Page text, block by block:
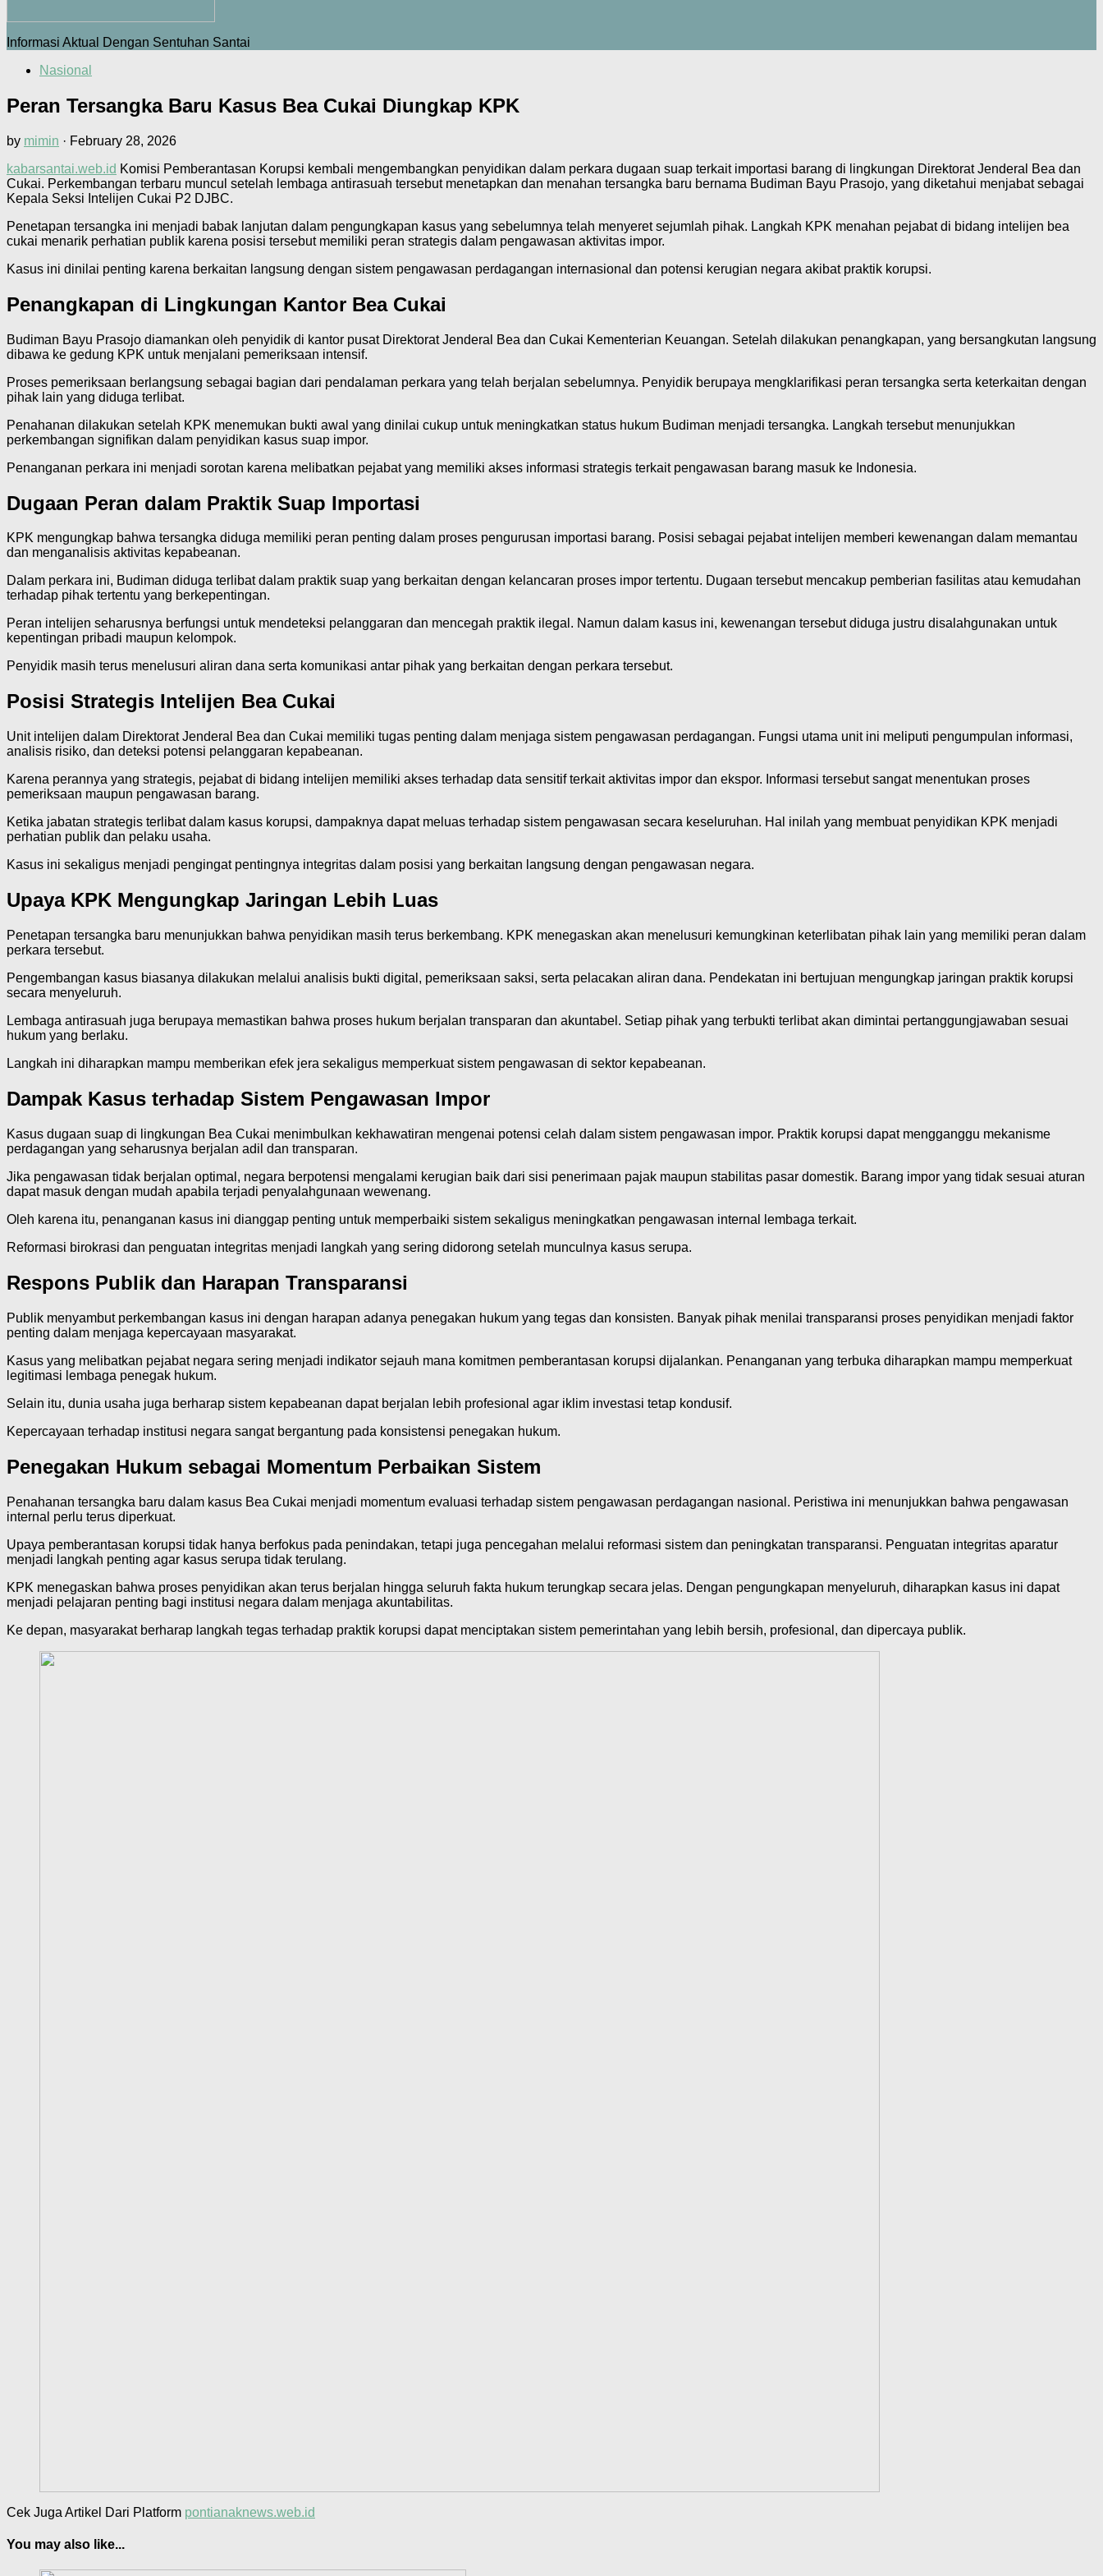
Informasi Aktual Dengan Sentuhan Santai
Nasional
Peran Tersangka Baru Kasus Bea Cukai Diungkap KPK
by mimin · February 28, 2026
kabarsantai.web.id Komisi Pemberantasan Korupsi kembali mengembangkan penyidikan dalam perkara dugaan suap terkait importasi barang di lingkungan Direktorat Jenderal Bea dan
Cukai. Perkembangan terbaru muncul setelah lembaga antirasuah tersebut menetapkan dan menahan tersangka baru bernama Budiman Bayu Prasojo, yang diketahui menjabat sebagai
Kepala Seksi Intelijen Cukai P2 DJBC.
Penetapan tersangka ini menjadi babak lanjutan dalam pengungkapan kasus yang sebelumnya telah menyeret sejumlah pihak. Langkah KPK menahan pejabat di bidang intelijen bea
cukai menarik perhatian publik karena posisi tersebut memiliki peran strategis dalam pengawasan aktivitas impor.
Kasus ini dinilai penting karena berkaitan langsung dengan sistem pengawasan perdagangan internasional dan potensi kerugian negara akibat praktik korupsi.
Penangkapan di Lingkungan Kantor Bea Cukai
Budiman Bayu Prasojo diamankan oleh penyidik di kantor pusat Direktorat Jenderal Bea dan Cukai Kementerian Keuangan. Setelah dilakukan penangkapan, yang bersangkutan langsung
dibawa ke gedung KPK untuk menjalani pemeriksaan intensif.
Proses pemeriksaan berlangsung sebagai bagian dari pendalaman perkara yang telah berjalan sebelumnya. Penyidik berupaya mengklarifikasi peran tersangka serta keterkaitan dengan
pihak lain yang diduga terlibat.
Penahanan dilakukan setelah KPK menemukan bukti awal yang dinilai cukup untuk meningkatkan status hukum Budiman menjadi tersangka. Langkah tersebut menunjukkan
perkembangan signifikan dalam penyidikan kasus suap impor.
Penanganan perkara ini menjadi sorotan karena melibatkan pejabat yang memiliki akses informasi strategis terkait pengawasan barang masuk ke Indonesia.
Dugaan Peran dalam Praktik Suap Importasi
KPK mengungkap bahwa tersangka diduga memiliki peran penting dalam proses pengurusan importasi barang. Posisi sebagai pejabat intelijen memberi kewenangan dalam memantau
dan menganalisis aktivitas kepabeanan.
Dalam perkara ini, Budiman diduga terlibat dalam praktik suap yang berkaitan dengan kelancaran proses impor tertentu. Dugaan tersebut mencakup pemberian fasilitas atau kemudahan
terhadap pihak tertentu yang berkepentingan.
Peran intelijen seharusnya berfungsi untuk mendeteksi pelanggaran dan mencegah praktik ilegal. Namun dalam kasus ini, kewenangan tersebut diduga justru disalahgunakan untuk
kepentingan pribadi maupun kelompok.
Penyidik masih terus menelusuri aliran dana serta komunikasi antar pihak yang berkaitan dengan perkara tersebut.
Posisi Strategis Intelijen Bea Cukai
Unit intelijen dalam Direktorat Jenderal Bea dan Cukai memiliki tugas penting dalam menjaga sistem pengawasan perdagangan. Fungsi utama unit ini meliputi pengumpulan informasi,
analisis risiko, dan deteksi potensi pelanggaran kepabeanan.
Karena perannya yang strategis, pejabat di bidang intelijen memiliki akses terhadap data sensitif terkait aktivitas impor dan ekspor. Informasi tersebut sangat menentukan proses
pemeriksaan maupun pengawasan barang.
Ketika jabatan strategis terlibat dalam kasus korupsi, dampaknya dapat meluas terhadap sistem pengawasan secara keseluruhan. Hal inilah yang membuat penyidikan KPK menjadi
perhatian publik dan pelaku usaha.
Kasus ini sekaligus menjadi pengingat pentingnya integritas dalam posisi yang berkaitan langsung dengan pengawasan negara.
Upaya KPK Mengungkap Jaringan Lebih Luas
Penetapan tersangka baru menunjukkan bahwa penyidikan masih terus berkembang. KPK menegaskan akan menelusuri kemungkinan keterlibatan pihak lain yang memiliki peran dalam
perkara tersebut.
Pengembangan kasus biasanya dilakukan melalui analisis bukti digital, pemeriksaan saksi, serta pelacakan aliran dana. Pendekatan ini bertujuan mengungkap jaringan praktik korupsi
secara menyeluruh.
Lembaga antirasuah juga berupaya memastikan bahwa proses hukum berjalan transparan dan akuntabel. Setiap pihak yang terbukti terlibat akan dimintai pertanggungjawaban sesuai
hukum yang berlaku.
Langkah ini diharapkan mampu memberikan efek jera sekaligus memperkuat sistem pengawasan di sektor kepabeanan.
Dampak Kasus terhadap Sistem Pengawasan Impor
Kasus dugaan suap di lingkungan Bea Cukai menimbulkan kekhawatiran mengenai potensi celah dalam sistem pengawasan impor. Praktik korupsi dapat mengganggu mekanisme
perdagangan yang seharusnya berjalan adil dan transparan.
Jika pengawasan tidak berjalan optimal, negara berpotensi mengalami kerugian baik dari sisi penerimaan pajak maupun stabilitas pasar domestik. Barang impor yang tidak sesuai aturan
dapat masuk dengan mudah apabila terjadi penyalahgunaan wewenang.
Oleh karena itu, penanganan kasus ini dianggap penting untuk memperbaiki sistem sekaligus meningkatkan pengawasan internal lembaga terkait.
Reformasi birokrasi dan penguatan integritas menjadi langkah yang sering didorong setelah munculnya kasus serupa.
Respons Publik dan Harapan Transparansi
Publik menyambut perkembangan kasus ini dengan harapan adanya penegakan hukum yang tegas dan konsisten. Banyak pihak menilai transparansi proses penyidikan menjadi faktor
penting dalam menjaga kepercayaan masyarakat.
Kasus yang melibatkan pejabat negara sering menjadi indikator sejauh mana komitmen pemberantasan korupsi dijalankan. Penanganan yang terbuka diharapkan mampu memperkuat
legitimasi lembaga penegak hukum.
Selain itu, dunia usaha juga berharap sistem kepabeanan dapat berjalan lebih profesional agar iklim investasi tetap kondusif.
Kepercayaan terhadap institusi negara sangat bergantung pada konsistensi penegakan hukum.
Penegakan Hukum sebagai Momentum Perbaikan Sistem
Penahanan tersangka baru dalam kasus Bea Cukai menjadi momentum evaluasi terhadap sistem pengawasan perdagangan nasional. Peristiwa ini menunjukkan bahwa pengawasan
internal perlu terus diperkuat.
Upaya pemberantasan korupsi tidak hanya berfokus pada penindakan, tetapi juga pencegahan melalui reformasi sistem dan peningkatan transparansi. Penguatan integritas aparatur
menjadi langkah penting agar kasus serupa tidak terulang.
KPK menegaskan bahwa proses penyidikan akan terus berjalan hingga seluruh fakta hukum terungkap secara jelas. Dengan pengungkapan menyeluruh, diharapkan kasus ini dapat
menjadi pelajaran penting bagi institusi negara dalam menjaga akuntabilitas.
Ke depan, masyarakat berharap langkah tegas terhadap praktik korupsi dapat menciptakan sistem pemerintahan yang lebih bersih, profesional, dan dipercaya publik.
Cek Juga Artikel Dari Platform pontianaknews.web.id
You may also like...